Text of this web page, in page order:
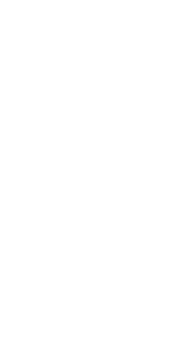
que tenemos para
y Rastrillo para
proyectos de